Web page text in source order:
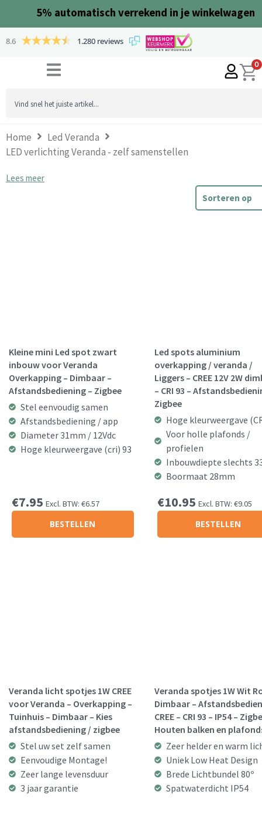
inhoud
5% automatisch verrekend in je winkelwagen
8.6 1.280 reviews
0
Home
Led Veranda
LED verlichting Veranda - zelf samenstellen
Lees meer
Kleine mini Led spot zwart
inbouw voor Veranda
Overkapping – Dimbaar –
Afstandsbediening – Zigbee
Stel eenvoudig samen
Afstandsbediening / app
Diameter 31mm / 12Vdc
Hoge kleurweergave (cri) 93
€7.95 Excl. BTW: €6.57
BESTELLEN
Led spots aluminium
overkapping / veranda /
Liggers – CREE 12V 2W
– CRI 93 –
Zigbee
Hoge kleurweergave
Voor holle plafonds /
profielen
Inbouwdiepte slechts
Boormaat 28mm
€10.95 Excl. BTW: €9.05
BESTELLEN
Veranda licht spotjes 1W CREE
voor Veranda – Overkapping –
Tuinhuis – Dimbaar – Kies
afstandsbediening / zigbee
Stel uw set zelf samen
Eenvoudige Montage!
Zeer lange levensduur
3 jaar garantie
Veranda spotjes 1W Wit
Dimbaar –
CREE – CRI 93 – IP54 –
Houten balken en
Zeer helder en warm
Uniek Low Heat Design
Brede Lichtbundel 80º
Spatwaterdicht IP54